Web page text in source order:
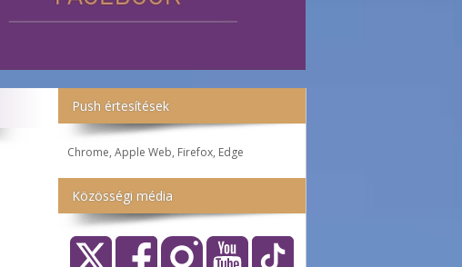
Push értesítések
Chrome, Apple Web, Firefox, Edge
Közösségi média